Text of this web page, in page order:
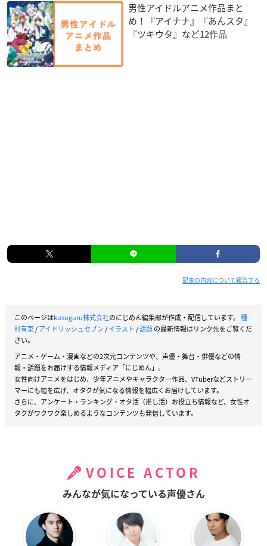
男性アイドルアニメ作品まと
め！『アイナナ』『あんスタ』
『ツキウタ』など12作品
記事の内容について報告する
このページはkusuguru株式会社のにじめん編集部が作成・配信しています。 種
村有菜/アイドリッシュセブン/イラスト /話題の最新情報はリンク先をご覧くだ
さい。
アニメ・ゲーム・漫画などの2次元コンテンツや、声優・舞台・俳優などの情
報・話題をお届けする情報メディア「にじめん」。
女性向けアニメをはじめ、少年アニメやキャラクター作品、VTuberなどストリー
マーにも幅を広げ、オタクが気になる情報を幅広くお届けしています。
さらに、アンケート・ランキング・オタ活（推し活）お役立ち情報など、女性オ
タクがワクワク楽しめるようなコンテンツも発信しています。
VOICE ACTOR
みんなが気になっている声優さん